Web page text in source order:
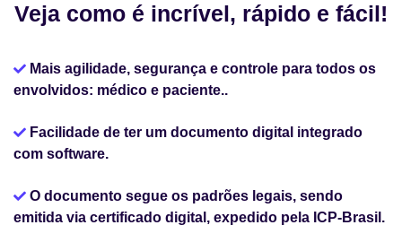
Veja como é incrível, rápido e fácil!
Mais agilidade, segurança e controle para todos os
envolvidos: médico e paciente..
Facilidade de ter um documento digital integrado
com software.
O documento segue os padrões legais, sendo
emitida via certificado digital, expedido pela ICP-Brasil.